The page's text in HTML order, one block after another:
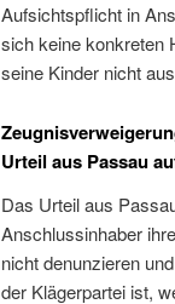
Aufsichtspflicht in
sich keine konkreten
seine Kinder nicht
Urteil aus Passau
Das Urteil aus
Anschlussinhaber
nicht denunzieren
der Klägerpartei ist,